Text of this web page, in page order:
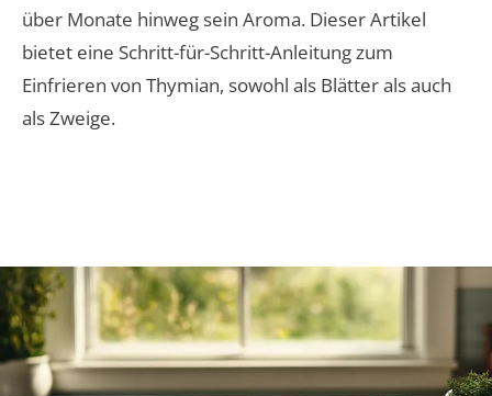
über Monate hinweg sein Aroma. Dieser Artikel
bietet eine Schritt-für-Schritt-Anleitung zum
Einfrieren von Thymian, sowohl als Blätter als auch
als Zweige.